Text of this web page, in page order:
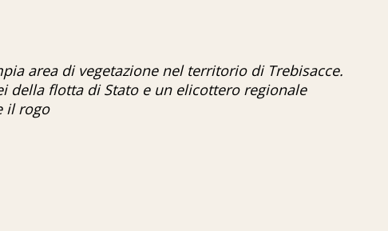
area di vegetazione nel territorio di Trebisacce.
della flotta di Stato e un elicottero regionale
il rogo